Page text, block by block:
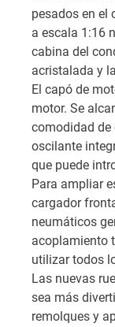
pesados en el
a escala 1:16
cabina del
acristalada y
El capó de
motor. Se
comodidad de
oscilante
que puede
Para ampliar
cargador
neumáticos
acoplamiento
utilizar todos
Las nuevas
sea más
remolques y